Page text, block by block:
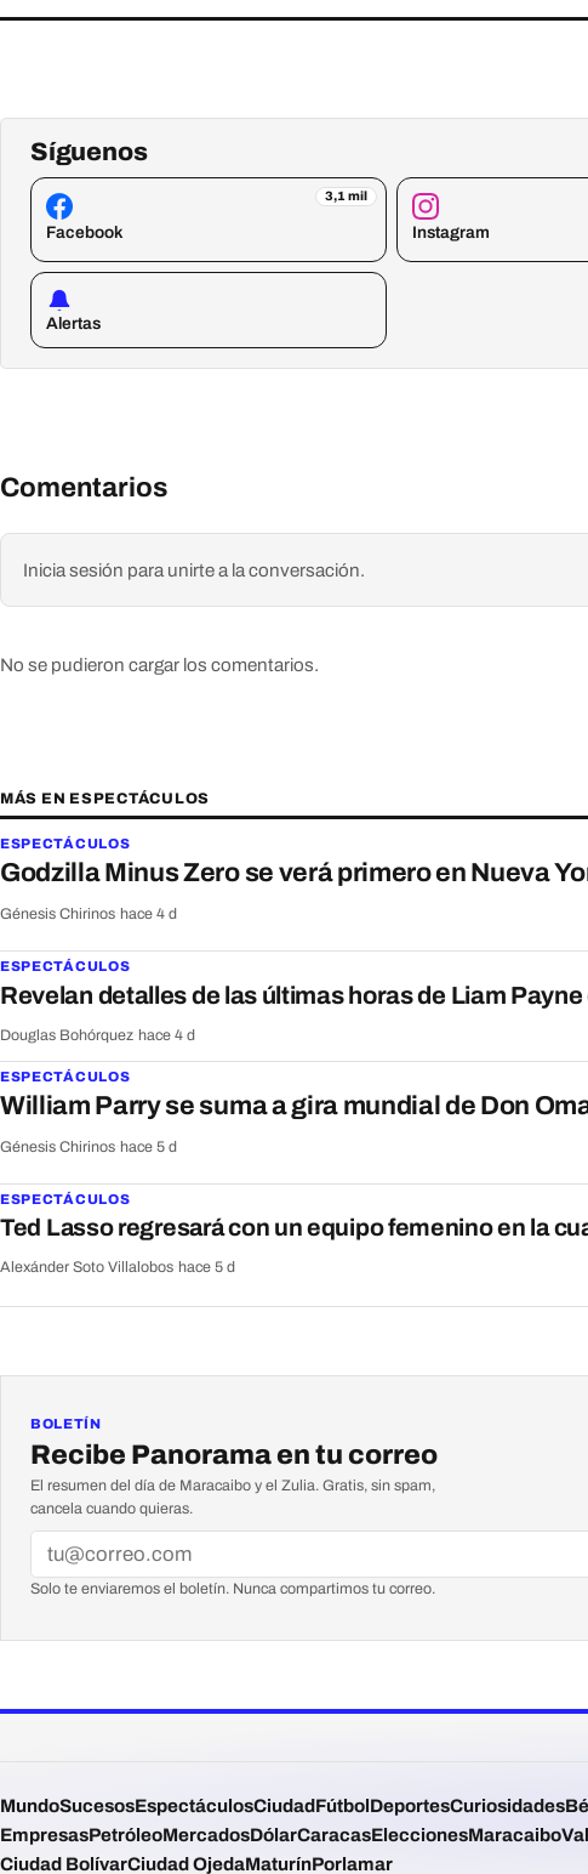
Síguenos
3,1 mil
Facebook Instagram
Alertas
Comentarios
Inicia sesión para unirte a la conversación.
No se pudieron cargar los comentarios.
MÁS EN ESPECTÁCULOS
ESPECTÁCULOS
Godzilla Minus Zero se verá primero en Nueva
Génesis Chirinos hace 4 d
ESPECTÁCULOS
Revelan detalles de las últimas horas de Liam Payne
Douglas Bohórquez hace 4 d
ESPECTÁCULOS
William Parry se suma a gira mundial de Don
Génesis Chirinos hace 5 d
ESPECTÁCULOS
Ted Lasso regresará con un equipo femenino en la
Alexánder Soto Villalobos hace 5 d
BOLETÍN
Recibe Panorama en tu correo
El resumen del día de Maracaibo y el Zulia. Gratis, sin spam,
cancela cuando quieras.
Solo te enviaremos el boletín. Nunca compartimos tu correo.
MundoSucesosEspectáculosCiudadFútbol DeportesCuriosidades
EmpresasPetróleoMercadosDólarCaracasEleccionesMaracaibo
Ciudad BolívarCiudad OjedaMaturínPorlamar